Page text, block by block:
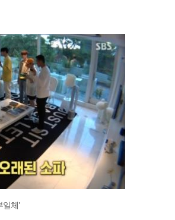
일체'